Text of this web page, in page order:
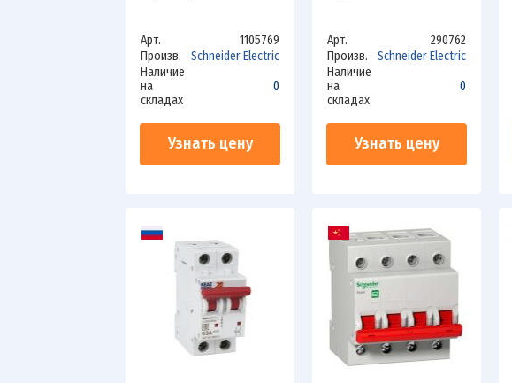
Арт.
1105769
Произв.
Schneider Electric
Наличие
на
складах
0
Узнать цену
Арт.
290762
Произв.
Schneider Electric
Наличие
на
складах
0
Узнать цену